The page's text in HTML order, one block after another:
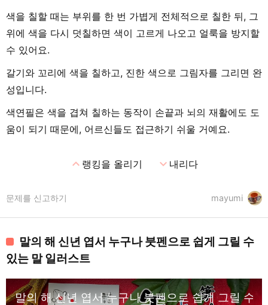
색을 칠할 때는 부위를 한 번 가볍게 전체적으로 칠한 뒤, 그
위에 색을 다시 덧칠하면 색이 고르게 나오고 얼룩을 방지할
수 있어요.
갈기와 꼬리에 색을 칠하고, 진한 색으로 그림자를 그리면 완
성입니다.
색연필은 색을 겹쳐 칠하는 동작이 손끝과 뇌의 재활에도 도
움이 되기 때문에, 어르신들도 접근하기 쉬울 거예요.
expand_less랭킹을 올리기 expand_more내리다
mayumi
문제를 신고하기
말의 해 신년 엽서 누구나 붓펜으로 쉽게 그릴 수
있는 말 일러스트
말의 해 신년 엽서 누구나 붓펜으로 쉽게 그릴 수